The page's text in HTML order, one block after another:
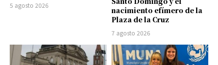
5 agosto 2026
nacimiento efímero de la
Plaza de la Cruz
7 agosto 2026